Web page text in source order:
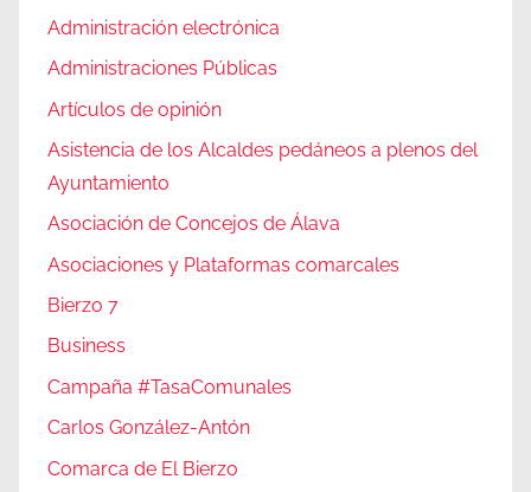
Administración electrónica
Administraciones Públicas
Artículos de opinión
Asistencia de los Alcaldes pedáneos a plenos del
Ayuntamiento
Asociación de Concejos de Álava
Asociaciones y Plataformas comarcales
Bierzo 7
Business
Campaña #TasaComunales
Carlos González-Antón
Comarca de El Bierzo